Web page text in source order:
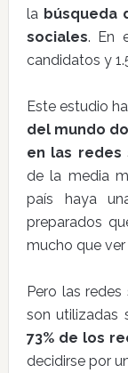
la búsqueda
sociales. En
candidatos y
Este estudio
del mundo
en las redes
de la media
país haya
preparados
mucho que
Pero las
son utilizadas
73% de los
decidirse por